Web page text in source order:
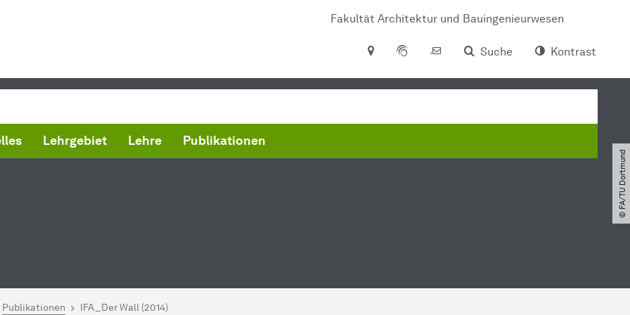
Fakultät Architektur und Bauingenieurwesen
Suche
Kontrast
Lehrgebiet Lehre Publikationen
© FA​/​TU Dortmund
hier:
Publikationen IFA_Der Wall (2014)